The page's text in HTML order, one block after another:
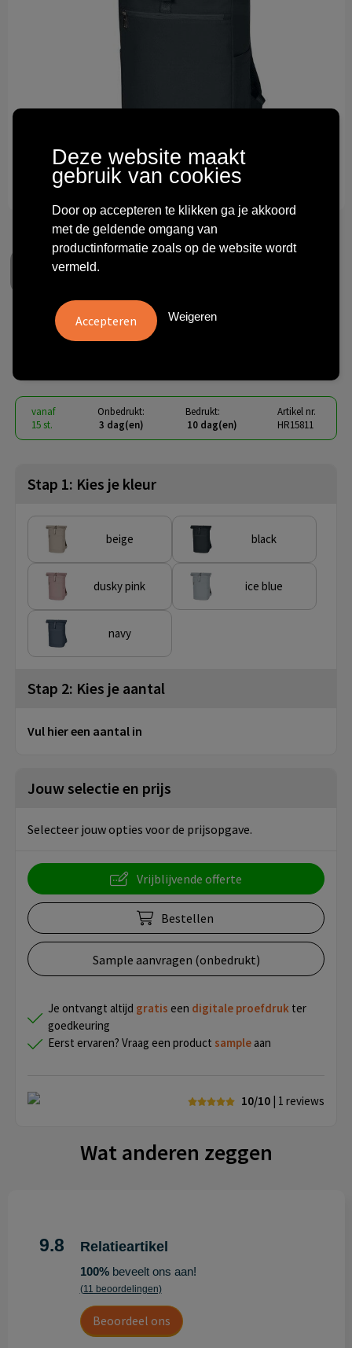
Technologie & gadgets
Themageschenken
laptop backpack STAR
vanaf
15 st.
Onbedrukt:
3 dag(en)
Bedrukt:
10 dag(en)
Artikel nr.
HR15811
Stap 1: Kies je kleur
beige black
dusky pink ice blue
navy
Stap 2: Kies je aantal
Vul hier een aantal in
Jouw selectie en prijs
Selecteer jouw opties voor de prijsopgave.
Vrijblijvende offerte
Bestellen
Sample aanvragen (onbedrukt)
Je ontvangt altijd gratis een digitale proefdruk ter
goedkeuring
Eerst ervaren? Vraag een product sample aan
10/10 | 1 reviews
Wat anderen zeggen
9.8 Relatieartikel
100%beveelt ons aan!
(11 beoordelingen)
Beoordeel ons
Deze website maakt
gebruik van cookies
Door op accepteren te klikken ga je akkoord
met de geldende omgang van
productinformatie zoals op de website wordt
vermeld.
Weigeren